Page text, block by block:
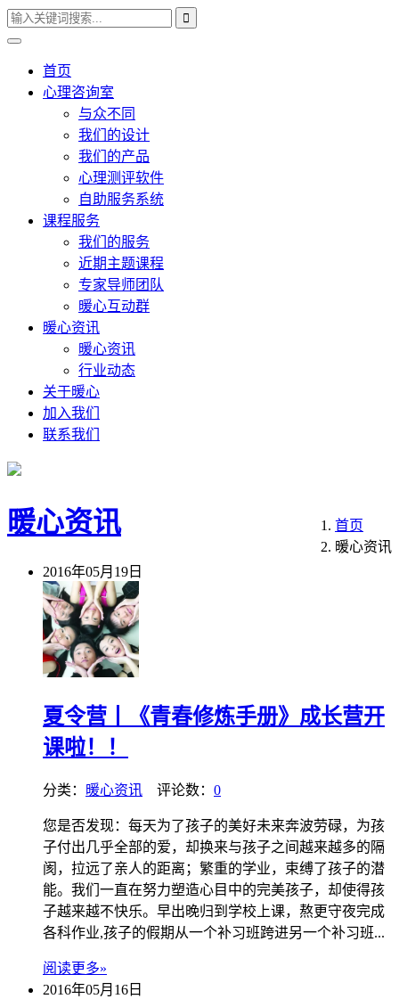
首页
心理咨询室
与众不同
我们的设计
我们的产品
心理测评软件
自助服务系统
课程服务
我们的服务
近期主题课程
专家导师团队
暖心互动群
暖心资讯
暖心资讯
行业动态
关于暖心
加入我们
联系我们
首页
暖心资讯
暖心资讯
2016年05月19日
夏令营丨《青春修炼手册》成长营开
课啦！！
分类： 暖心资讯 评论数： 0
您是否发现：每天为了孩子的美好未来奔波劳碌，为孩
子付出几乎全部的爱，却换来与孩子之间越来越多的隔
阂，拉远了亲人的距离；繁重的学业，束缚了孩子的潜
能。我们一直在努力塑造心目中的完美孩子，却使得孩
子越来越不快乐。早出晚归到学校上课，熬更守夜完成
各科作业,孩子的假期从一个补习班跨进另一个补习班...
阅读更多»
2016年05月16日